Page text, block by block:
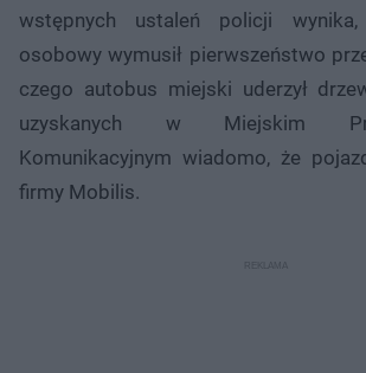
wstępnych ustaleń policji
osobowy wymusił pierwszeństwo
czego autobus miejski uderzył
uzyskanych w Miejskim
Komunikacyjnym wiadomo, że
firmy Mobilis.